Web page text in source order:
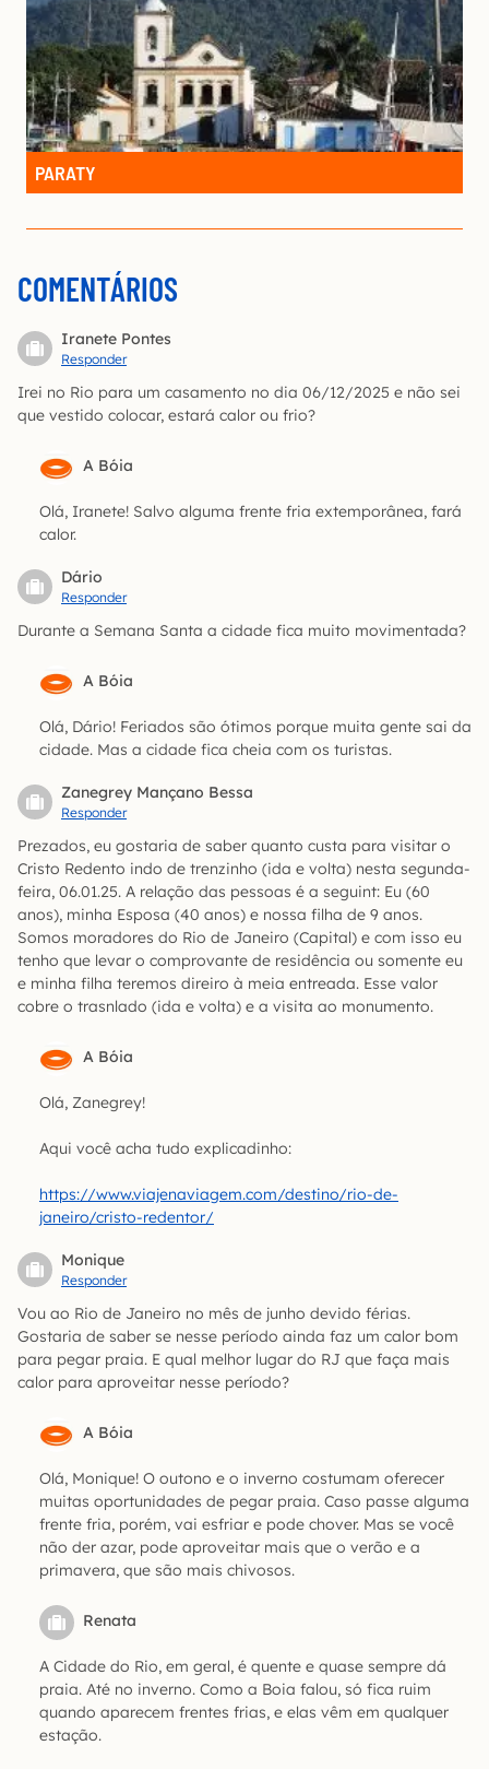
PARATY
COMENTÁRIOS
Iranete Pontes
Responder
Irei no Rio para um casamento no dia 06/12/2025 e não sei
que vestido colocar, estará calor ou frio?
A Bóia
Olá, Iranete! Salvo alguma frente fria extemporânea, fará
calor.
Dário
Responder
Durante a Semana Santa a cidade fica muito movimentada?
A Bóia
Olá, Dário! Feriados são ótimos porque muita gente sai da
cidade. Mas a cidade fica cheia com os turistas.
Zanegrey Mançano Bessa
Responder
Prezados, eu gostaria de saber quanto custa para visitar o
Cristo Redento indo de trenzinho (ida e volta) nesta segunda-
feira, 06.01.25. A relação das pessoas é a seguint: Eu (60
anos), minha Esposa (40 anos) e nossa filha de 9 anos.
Somos moradores do Rio de Janeiro (Capital) e com isso eu
tenho que levar o comprovante de residência ou somente eu
e minha filha teremos direiro à meia entreada. Esse valor
cobre o trasnlado (ida e volta) e a visita ao monumento.
A Bóia
Olá, Zanegrey!
Aqui você acha tudo explicadinho:
https://www.viajenaviagem.com/destino/rio-de-
janeiro/cristo-redentor/
Monique
Responder
Vou ao Rio de Janeiro no mês de junho devido férias.
Gostaria de saber se nesse período ainda faz um calor bom
para pegar praia. E qual melhor lugar do RJ que faça mais
calor para aproveitar nesse período?
A Bóia
Olá, Monique! O outono e o inverno costumam oferecer
muitas oportunidades de pegar praia. Caso passe alguma
frente fria, porém, vai esfriar e pode chover. Mas se você
não der azar, pode aproveitar mais que o verão e a
primavera, que são mais chivosos.
Renata
A Cidade do Rio, em geral, é quente e quase sempre dá
praia. Até no inverno. Como a Boia falou, só fica ruim
quando aparecem frentes frias, e elas vêm em qualquer
estação.